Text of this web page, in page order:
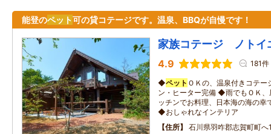
能登のペット可の貸コテージです。温泉、BBQが自慢です！
家族コテージ ノトイ
4.9 181件
◆ペット ＯＫの、温泉付きコテ
ン・ヒーター完備 ◆雨でもＯＫ
ッチンでお料理、日本海の海の幸
◆おしゃれなインテリア
住所
石川県羽咋郡志賀町町